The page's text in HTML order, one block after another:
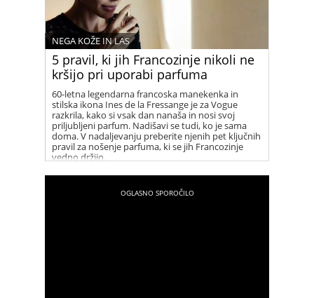
5 pravil, ki jih Francozinje nikoli ne
kršijo pri uporabi parfuma
NEGA KOŽE IN LAS
60-letna legendarna francoska manekenka in
stilska ikona Ines de la Fressange je za Vogue
razkrila, kako si vsak dan nanaša in nosi svoj
priljubljeni parfum. Nadišavi se tudi, ko je sama
doma. V nadaljevanju preberite njenih pet ključnih
pravil za nošenje parfuma, ki se jih Francozinje
vedno držijo.